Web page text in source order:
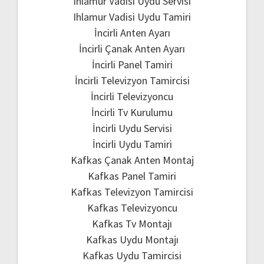
Ihlamur Vadisi Uydu Tamiri
İncirli Anten Ayarı
İncirli Çanak Anten Ayarı
İncirli Panel Tamiri
İncirli Televizyon Tamircisi
İncirli Televizyoncu
İncirli Tv Kurulumu
İncirli Uydu Servisi
İncirli Uydu Tamiri
Kafkas Çanak Anten Montaj
Kafkas Panel Tamiri
Kafkas Televizyon Tamircisi
Kafkas Televizyoncu
Kafkas Tv Montajı
Kafkas Uydu Montajı
Kafkas Uydu Tamircisi